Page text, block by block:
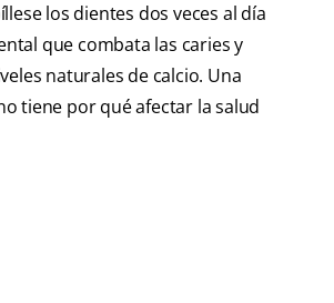
los dientes dos veces al día
que combata las caries y
naturales de calcio. Una
tiene por qué afectar la salud